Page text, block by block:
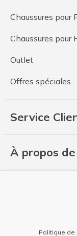
Chaussures pour
Chaussures pour
Outlet
Offres spéciales
Service
À propos
Politique de